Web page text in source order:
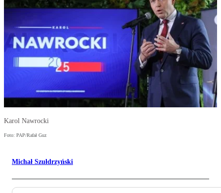
Karol Nawrocki
Foto: PAP/Rafał Guz
Michał Szułdrzyński